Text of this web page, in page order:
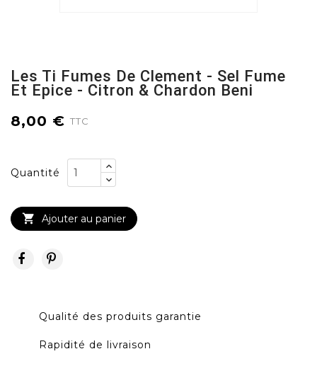
Les Ti Fumes De Clement - Sel Fume
Et Epice - Citron & Chardon Beni
8,00 € TTC
Quantité
 Ajouter au panier
Qualité des produits garantie
Rapidité de livraison